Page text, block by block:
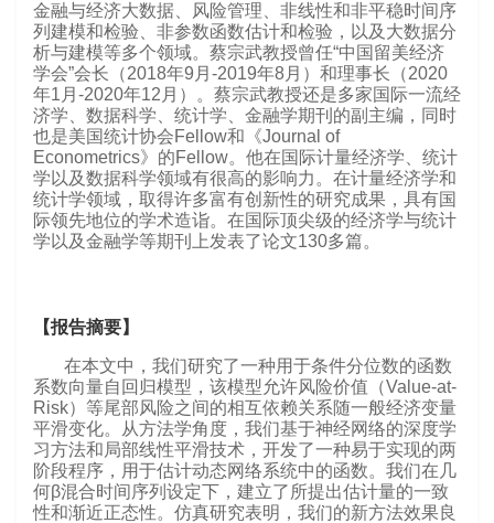
金融与经济大数据、风险管理、非线性和非平稳时间序
列建模和检验、非参数函数估计和检验，以及大数据分
析与建模等多个领域。蔡宗武教授曾任“中国留美经济
学会”会长（2018年9月-2019年8月）和理事长（2020
年1月-2020年12月）。蔡宗武教授还是多家国际一流经
济学、数据科学、统计学、金融学期刊的副主编，同时
也是美国统计协会Fellow和《Journal of
Econometrics》的Fellow。他在国际计量经济学、统计
学以及数据科学领域有很高的影响力。在计量经济学和
统计学领域，取得许多富有创新性的研究成果，具有国
际领先地位的学术造诣。在国际顶尖级的经济学与统计
学以及金融学等期刊上发表了论文130多篇。
【报告摘要】
在本文中，我们研究了一种用于条件分位数的函数
系数向量自回归模型，该模型允许风险价值（Value-at-
Risk）等尾部风险之间的相互依赖关系随一般经济变量
平滑变化。从方法学角度，我们基于神经网络的深度学
习方法和局部线性平滑技术，开发了一种易于实现的两
阶段程序，用于估计动态网络系统中的函数。我们在几
何β混合时间序列设定下，建立了所提出估计量的一致
性和渐近正态性。仿真研究表明，我们的新方法效果良